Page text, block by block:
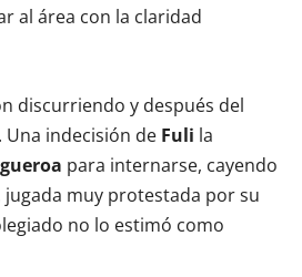
al área con la claridad
discurriendo y después del
indecisión de Fuli la
para internarse, cayendo
muy protestada por su
no lo estimó como